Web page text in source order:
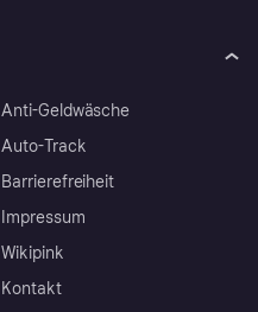
Anti-Geldwäsche
Auto-Track
Barrierefreiheit
Impressum
Wikipink
Kontakt